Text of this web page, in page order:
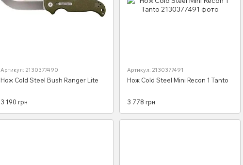
Артикул: 2130377490
Нож Cold Steel Bush Ranger Lite
3 190 грн
Артикул: 2130377491
Нож Cold Steel Mini Recon 1 Tanto
3 778 грн